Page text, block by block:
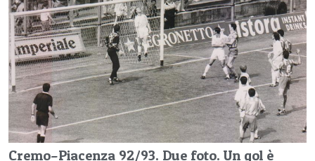
Cremo–Piacenza 92/93. Due foto. Un gol è